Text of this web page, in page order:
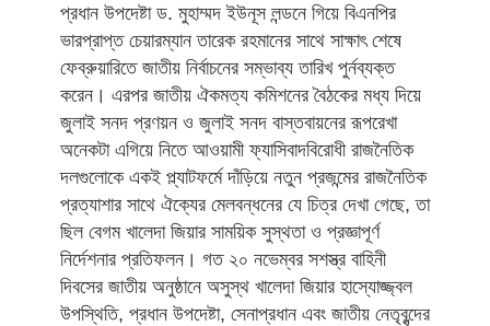
প্রধান উপদেষ্টা ড. মুহাম্মদ ইউনূস লন্ডনে গিয়ে বিএনপির
ভারপ্রাপ্ত চেয়ারম্যান তারেক রহমানের সাথে সাক্ষাৎ শেষে
ফেব্রুয়ারিতে জাতীয় নির্বাচনের সম্ভাব্য তারিখ পুর্নব্যক্ত
করেন। এরপর জাতীয় ঐকমত্য কমিশনের বৈঠকের মধ্য দিয়ে
জুলাই সনদ প্রণয়ন ও জুলাই সনদ বাস্তবায়নের রূপরেখা
অনেকটা এগিয়ে নিতে আওয়ামী ফ্যাসিবাদবিরোধী রাজনৈতিক
দলগুলোকে একই প্ল্যাটফর্মে দাঁড়িয়ে নতুন প্রজন্মের রাজনৈতিক
প্রত্যাশার সাথে ঐক্যের মেলবন্ধনের যে চিত্র দেখা গেছে, তা
ছিল বেগম খালেদা জিয়ার সাময়িক সুস্থতা ও প্রজ্ঞাপূর্ণ
নির্দেশনার প্রতিফলন। গত ২০ নভেম্বর সশস্ত্র বাহিনী
দিবসের জাতীয় অনুষ্ঠানে অসুস্থ খালেদা জিয়ার হাস্যোজ্জ্বল
উপস্থিতি, প্রধান উপদেষ্টা, সেনাপ্রধান এবং জাতীয় নেতৃবৃন্দের